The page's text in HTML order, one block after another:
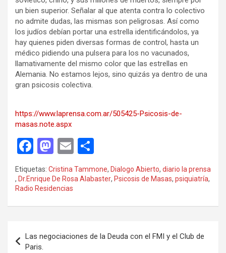
un bien superior. Señalar al que atenta contra lo colectivo
no admite dudas, las mismas son peligrosas. Así como
los judíos debían portar una estrella identificándolos, ya
hay quienes piden diversas formas de control, hasta un
médico pidiendo una pulsera para los no vacunados,
llamativamente del mismo color que las estrellas en
Alemania. No estamos lejos, sino quizás ya dentro de una
gran psicosis colectiva.
https://www.laprensa.com.ar/505425-Psicosis-de-
masas.note.aspx
F
a
ce
b
o
k
M
a
st
o
d
n
E
m
ail m
ar
Etiquetas: Cristina Tammone, Dialogo Abierto, diario la prensa
, Dr.Enrique De Rosa Alabaster, Psicosis de Masas, psiquiatría,
Radio Residencias
de
Las negociaciones de la Deuda con el FMI y el Club de
Paris.